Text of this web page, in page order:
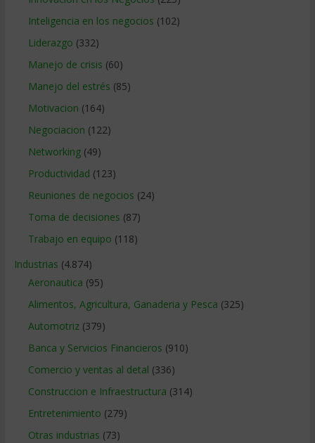
Inteligencia en los negocios (102)
Liderazgo (332)
Manejo de crisis (60)
Manejo del estrés (85)
Motivacion (164)
Negociacion (122)
Networking(49)
Productividad (123)
Reuniones de negocios (24)
Toma de decisiones (87)
Trabajo en equipo (118)
Industrias (4.874)
Aeronautica (95)
Alimentos, Agricultura, Ganaderia y Pesca (325)
Automotriz(379)
Banca y Servicios Financieros (910)
Comercio y ventas al detal (336)
Construccion e Infraestructura (314)
Entretenimiento (279)
Otras industrias (73)